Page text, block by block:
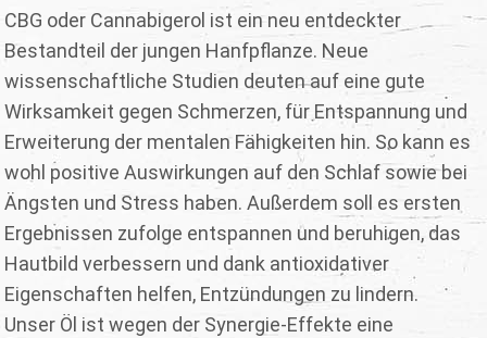
CBG oder Cannabigerol ist ein neu entdeckter
Bestandteil der jungen Hanfpflanze. Neue
wissenschaftliche Studien deuten auf eine gute
Wirksamkeit gegen Schmerzen, für Entspannung und
Erweiterung der mentalen Fähigkeiten hin. So kann es
wohl positive Auswirkungen auf den Schlaf sowie bei
Ängsten und Stress haben. Außerdem soll es ersten
Ergebnissen zufolge entspannen und beruhigen, das
Hautbild verbessern und dank antioxidativer
Eigenschaften helfen, Entzündungen zu lindern.
Unser Öl ist wegen der Synergie-Effekte eine